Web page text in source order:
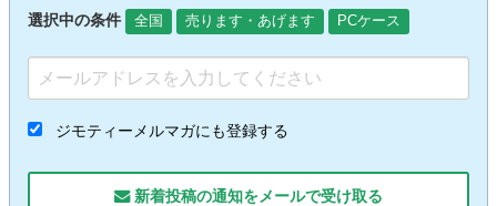
選択中の条件 全国 売ります・あげます PCケース
ジモティーメルマガにも登録する
新着投稿の通知をメールで受け取る